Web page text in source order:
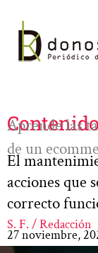
contenido
Aprende las
de un
El
acciones que
correcto
S. F. / Redacción
27 noviembre,